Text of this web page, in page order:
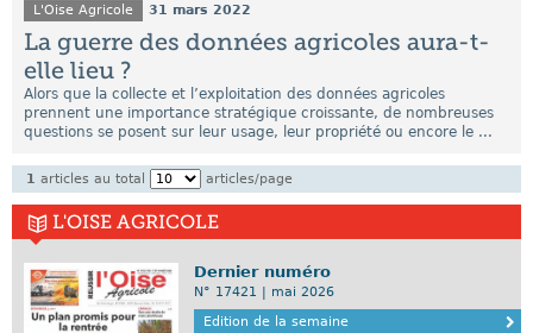
L'Oise Agricole 31 mars 2022
La guerre des données agricoles aura-t-
elle lieu ?
Alors que la collecte et l’exploitation des données agricoles
prennent une importance stratégique croissante, de nombreuses
questions se posent sur leur usage, leur propriété ou encore le ...
1 articles au total articles/page
L'OISE AGRICOLE
Dernier numéro
N° 17421 | mai 2026
Edition de la semaine